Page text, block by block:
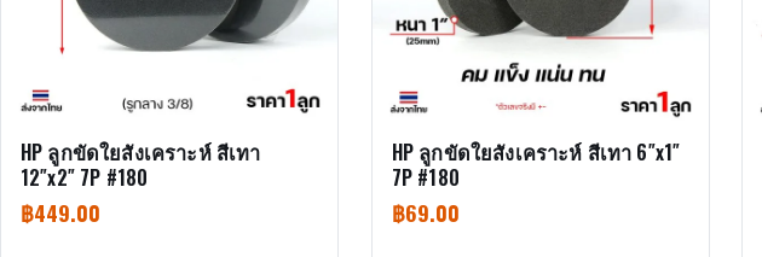
HP ลูกขัดใยสังเคราะห์ สีเทา
12″x2″ 7P #180
฿449.00
HP ลูกขัดใยสังเคราะห์ สีเทา 6″x1″
7P #180
฿69.00